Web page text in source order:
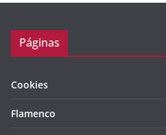
Páginas
Cookies
Flamenco